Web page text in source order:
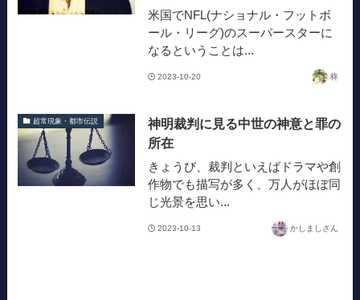
米国でNFL(ナショナル・フットボ
ール・リーグ)のスーパースターに
なるということは...
2023-10-20 柊
超常現象・都市伝説
神明裁判に見る中世の神意と罪の
所在
きょうび、裁判といえばドラマや創
作物でも描写が多く、万人がほぼ同
じ光景を思い...
2023-10-13 かしましさん